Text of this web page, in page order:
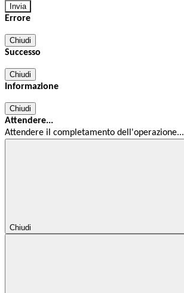
Errore
Chiudi
Successo
Chiudi
Informazione
Chiudi
Attendere...
Attendere il completamento dell'operazione...
Chiudi